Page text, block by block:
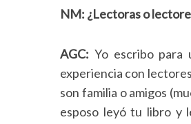
NM: ¿Lectoras o
AGC: Yo escribo para
experiencia con
son familia o amigos
esposo leyó tu libro y